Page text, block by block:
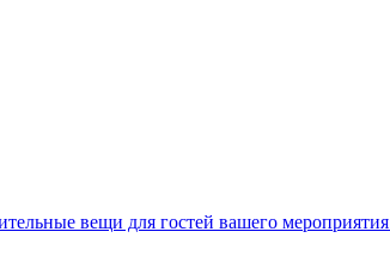
вещи для гостей вашего мероприятия